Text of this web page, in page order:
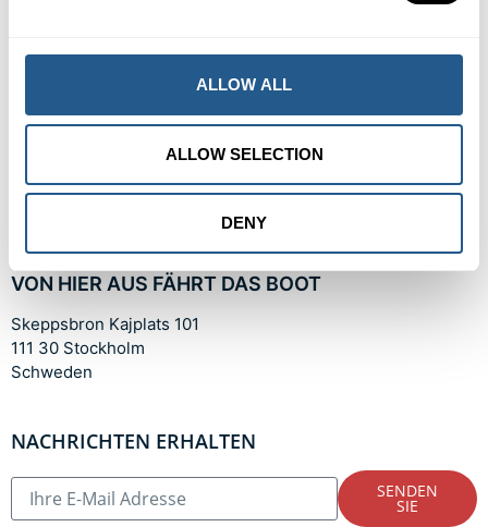
ALLOW ALL
ALLOW SELECTION
DENY
Telefon: +46 86 04 04 20
VON HIER AUS FÄHRT DAS BOOT
Skeppsbron Kajplats 101
111 30 Stockholm
Schweden
NACHRICHTEN ERHALTEN
SENDEN
SIE